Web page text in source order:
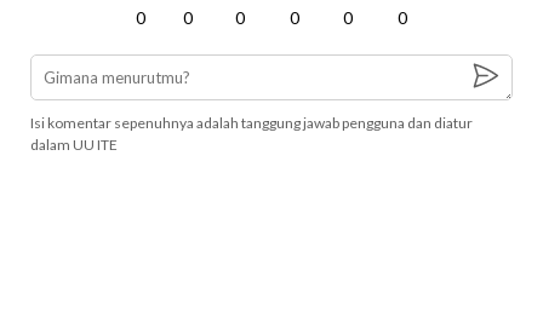
0 0 0 0 0 0
Isi komentar sepenuhnya adalah tanggung jawab pengguna dan diatur
dalam UU ITE